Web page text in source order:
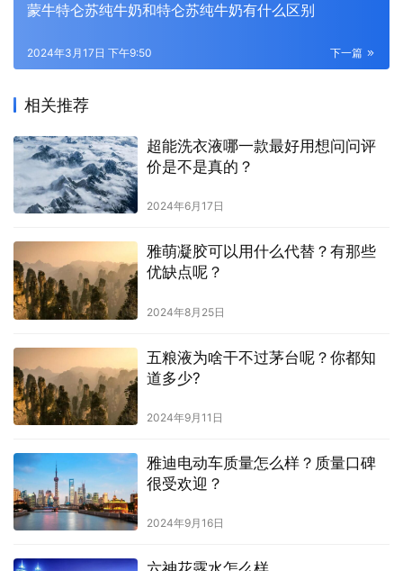
蒙牛特仑苏纯牛奶和特仑苏纯牛奶有什么区别
下一篇
2024年3月17日 下午9:50
相关推荐
超能洗衣液哪一款最好用想问问评
价是不是真的？
2024年6月17日
雅萌凝胶可以用什么代替？有那些
优缺点呢？
2024年8月25日
五粮液为啥干不过茅台呢？你都知
道多少?
2024年9月11日
雅迪电动车质量怎么样？质量口碑
很受欢迎？
2024年9月16日